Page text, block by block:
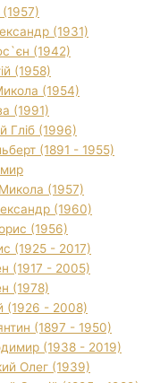
(1931)
(1942)
(1958)
(1954)
(1991)
Гліб (1996)
(1891 - 1955)
(1957)
(1960)
(1956)
(1925 - 2017)
(1917 - 2005)
(1978)
(1926 - 2008)
(1897 - 1950)
(1938 - 2019)
Олег (1939)